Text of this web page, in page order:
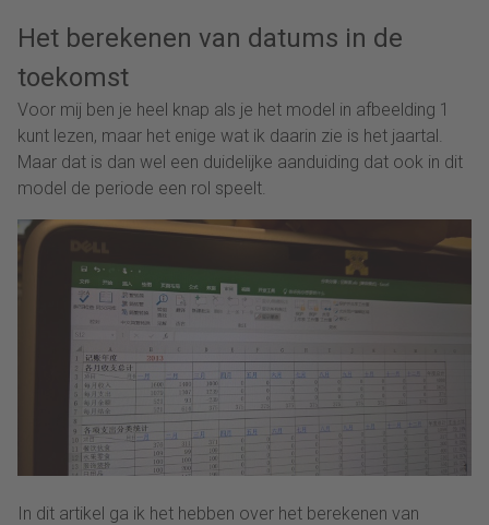
Het berekenen van datums in de
toekomst
Voor mij ben je heel knap als je het model in afbeelding 1
kunt lezen, maar het enige wat ik daarin zie is het jaartal.
Maar dat is dan wel een duidelijke aanduiding dat ook in dit
model de periode een rol speelt.
In dit artikel ga ik het hebben over het berekenen van